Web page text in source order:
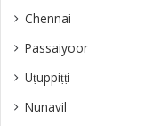
Chennai
Passaiyoor
Uṭuppiṭṭi
Nunavil